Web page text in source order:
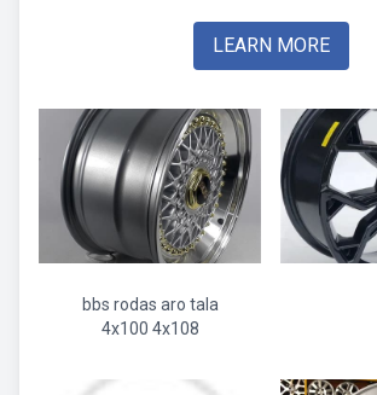
LEARN MORE
bbs rodas aro tala
4x100 4x108